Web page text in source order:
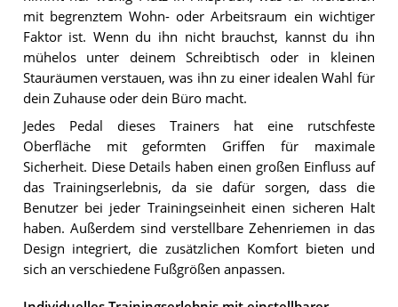
mit begrenztem Wohn- oder Arbeitsraum ein wichtiger
Faktor ist. Wenn du ihn nicht brauchst, kannst du ihn
mühelos unter deinem Schreibtisch oder in kleinen
Stauräumen verstauen, was ihn zu einer idealen Wahl für
dein Zuhause oder dein Büro macht.
Jedes Pedal dieses Trainers hat eine rutschfeste
Oberfläche mit geformten Griffen für maximale
Sicherheit. Diese Details haben einen großen Einfluss auf
das Trainingserlebnis, da sie dafür sorgen, dass die
Benutzer bei jeder Trainingseinheit einen sicheren Halt
haben. Außerdem sind verstellbare Zehenriemen in das
Design integriert, die zusätzlichen Komfort bieten und
sich an verschiedene Fußgrößen anpassen.